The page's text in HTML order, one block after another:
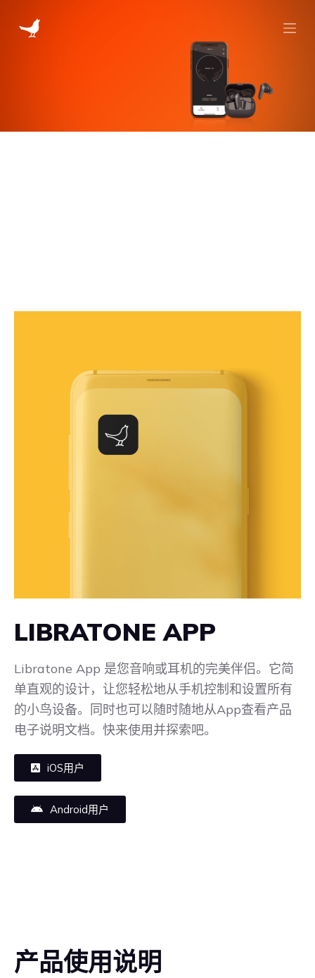
LIBRATONE APP
Libratone App 是您音响或耳机的完美伴侣。它简
单直观的设计，让您轻松地从手机控制和设置所有
的小鸟设备。同时也可以随时随地从App查看产品
电子说明文档。快来使用并探索吧。
iOS用户
Android用户
产品使用说明